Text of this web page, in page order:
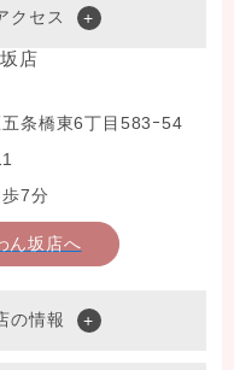
クセス
店
条橋東6丁目583ｰ54
7分
ん坂店へ
の情報